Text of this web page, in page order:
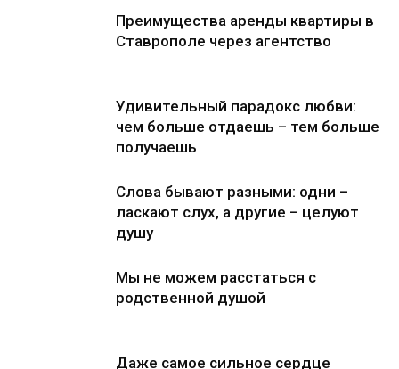
Преимущества аренды квартиры в
Ставрополе через агентство
Удивительный парадокс любви:
чем больше отдаешь – тем больше
получаешь
Слова бывают разными: одни –
ласкают слух, а другие – целуют
душу
Мы не можем расстаться с
родственной душой
Даже самое сильное сердце